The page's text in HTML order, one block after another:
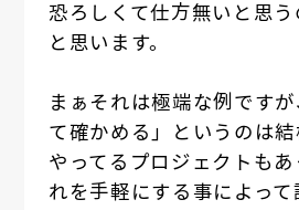
恐ろしくて仕方無いと思
と思います。
まぁそれは極端な例です
て確かめる」というのは
やってるプロジェクトもあ
れを手軽にする事によっ